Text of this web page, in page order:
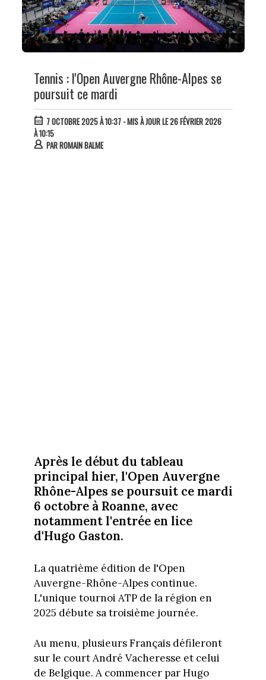
Tennis : l'Open Auvergne Rhône-Alpes se
poursuit ce mardi
7 OCTOBRE 2025 À 10:37- MIS À JOUR LE 26 FÉVRIER 2026
À 10:15
PARROMAIN BALME
Après le début du tableau
principal hier, l'Open Auvergne
Rhône-Alpes se poursuit ce mardi
6 octobre à Roanne, avec
notamment l'entrée en lice
d'Hugo Gaston.
La quatrième édition de l'Open
Auvergne-Rhône-Alpes continue.
L'unique tournoi ATP de la région en
2025 débute sa troisième journée.
Au menu, plusieurs Français défileront
sur le court André Vacheresse et celui
de Belgique. A commencer par Hugo